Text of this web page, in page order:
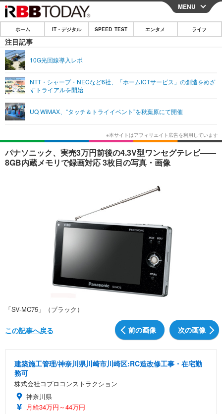
CLOSE
ホーム
IT・デジタル
ネタ
ショッピング その他
エンタメTOP 映画・ドラマ
韓国・芸能
音楽 スポーツ
その他
ライフ
ライフTOP グルメ
ペット ショッピング
リリース一覧
プッシュ通知の停止方法
MENU
ホーム IT・デジタル SPEED TEST エンタメ ライフ
注目記事
10G光回線導入レポ
NTT・シャープ・NECなど6社、「ホームICTサービス」の創造をめざ
すトライアルを開始
UQ WiMAX、“タッチ＆トライイベント”を秋葉原にて開催
パナソニック、実売3万円前後の4.3V型ワンセグテレビ——
8GB内蔵メモリで録画対応 3枚目の写真・画像
「SV-MC75」（ブラック）
前の画像 次の画像
この記事へ戻る
建築施工管理/神奈川県川崎市川崎区:RC造改修工事・在宅勤
務可
株式会社コプロコンストラクション
神奈川県
月給34万円～44万円